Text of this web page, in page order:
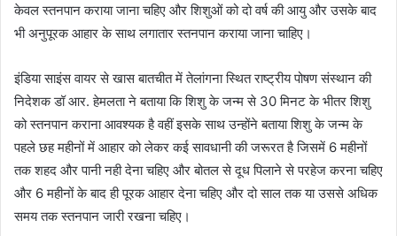
केवल स्तनपान कराया जाना चहिए और शिशुओं को दो वर्ष की आयु और उसके बाद
भी अनुपूरक आहार के साथ लगातार स्तनपान कराया जाना चाहिए।
इंडिया साइंस वायर से खास बातचीत में तेलांगना स्थित राष्ट्रीय पोषण संस्थान की
निदेशक डॉ आर. हेमलता ने बताया कि शिशु के जन्म से 30 मिनट के भीतर शिशु
को स्तनपान कराना आवश्यक है वहीं इसके साथ उन्होंने बताया शिशु के जन्म के
पहले छह महीनों में आहार को लेकर कई सावधानी की जरूरत है जिसमें 6 महीनों
तक शहद और पानी नही देना चहिए और बोतल से दूध पिलाने से परहेज करना चहिए
और 6 महीनों के बाद ही पूरक आहार देना चहिए और दो साल तक या उससे अधिक
समय तक स्तनपान जारी रखना चहिए।